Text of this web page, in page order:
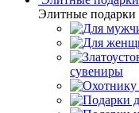
Элитные подарки
сувениры